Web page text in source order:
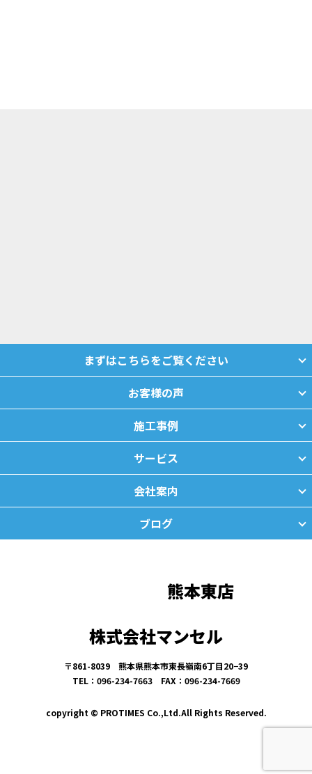
まずはこちらをご覧ください
お客様の声
施工事例
サービス
会社案内
ブログ
熊本東店
株式会社マンセル
〒861-8039 熊本県熊本市東長嶺南6丁目20−39
TEL：096-234-7663 FAX：096-234-7669
copyright © PROTIMES Co.,Ltd.All Rights Reserved.